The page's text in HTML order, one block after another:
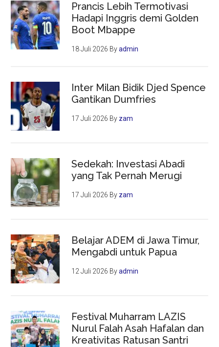
Prancis Lebih Termotivasi
Hadapi Inggris demi Golden
Boot Mbappe
18 Juli 2026 Byadmin
Inter Milan Bidik Djed Spence
Gantikan Dumfries
17 Juli 2026 By zam
Sedekah: Investasi Abadi
yang Tak Pernah Merugi
17 Juli 2026 By zam
Belajar ADEM di Jawa Timur,
Mengabdi untuk Papua
12 Juli 2026 Byadmin
Festival Muharram LAZIS
Nurul Falah Asah Hafalan dan
Kreativitas Ratusan Santri